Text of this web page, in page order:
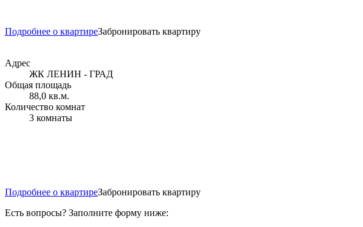
Подробнее о квартиреЗабронировать квартиру
Адрес
ЖК ЛЕНИН - ГРАД
Общая площадь
88,0 кв.м.
Количество комнат
3 комнаты
Подробнее о квартиреЗабронировать квартиру
Есть вопросы? Заполните форму ниже: